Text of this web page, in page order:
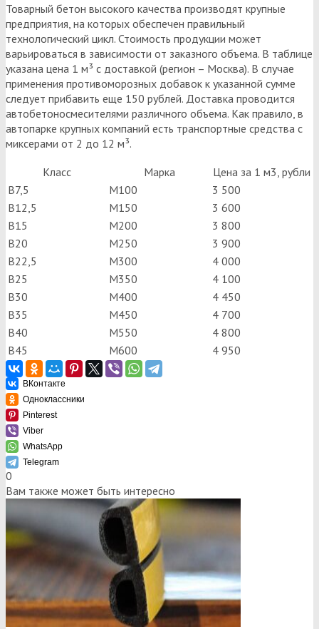
Товарный бетон высокого качества производят крупные
предприятия, на которых обеспечен правильный
технологический цикл. Стоимость продукции может
варьироваться в зависимости от заказного объема. В таблице
указана цена 1 м³ с доставкой (регион – Москва). В случае
применения противоморозных добавок к указанной сумме
следует прибавить еще 150 рублей. Доставка проводится
автобетоносмесителями различного объема. Как правило, в
автопарке крупных компаний есть транспортные средства с
миксерами от 2 до 12 м³.
Класс
Марка
Цена за 1 м3, рубли
В7,5
М100
3 500
В12,5
М150
3 600
В15
М200
3 800
В20
М250
3 900
В22,5
М300
4 000
В25
М350
4 100
В30
М400
4 450
В35
М450
4 700
В40
М550
4 800
В45
М600 4 950
ВКонтакте
Одноклассники
Pinterest
Viber
WhatsApp
Telegram
0
Вам также может быть интересно